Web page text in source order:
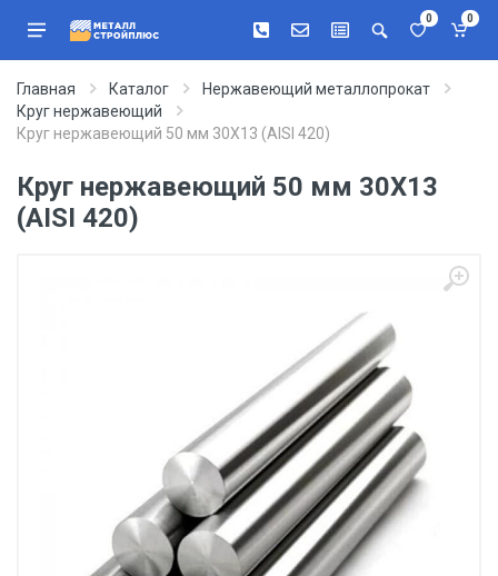
0 0
Главная Каталог
Нержавеющий металлопрокат
Круг нержавеющий
Круг нержавеющий 50 мм 30Х13 (AISI 420)
Круг нержавеющий 50 мм 30Х13
(AISI 420)